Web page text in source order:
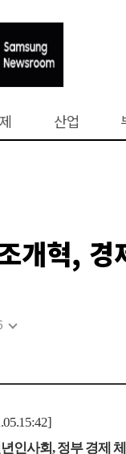
산업
개혁, 경
인사회, 정부 경제